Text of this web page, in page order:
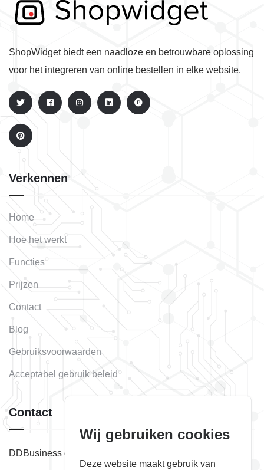
ShopWidget biedt een naadloze en betrouwbare oplossing
voor het integreren van online bestellen in elke website.
Verkennen
Home
Hoe het werkt
Functies
Prijzen
Contact
Blog
Gebruiksvoorwaarden
Acceptabel gebruik beleid
Contact
DDBusiness d.o.o. Subotica
Wij gebruiken cookies
Deze website maakt gebruik van